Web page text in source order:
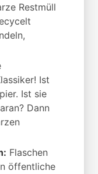
Restmüll
Ist
Ist sie
Dann
Flaschen
öffentliche